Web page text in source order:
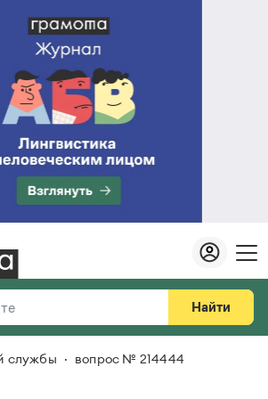
служба
Найти
службы вопрос № 214444